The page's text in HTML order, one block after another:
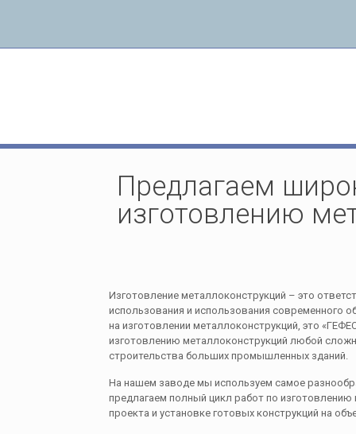
Предлагаем
изготовлению
Изготовление металлоконструкций – это
использования и использования современного
на изготовлении металлоконструкций, это
изготовлению металлоконструкций любой
строительства больших промышленных зданий.
На нашем заводе мы используем самое
предлагаем полный цикл работ по
проекта и установке готовых конструкций на